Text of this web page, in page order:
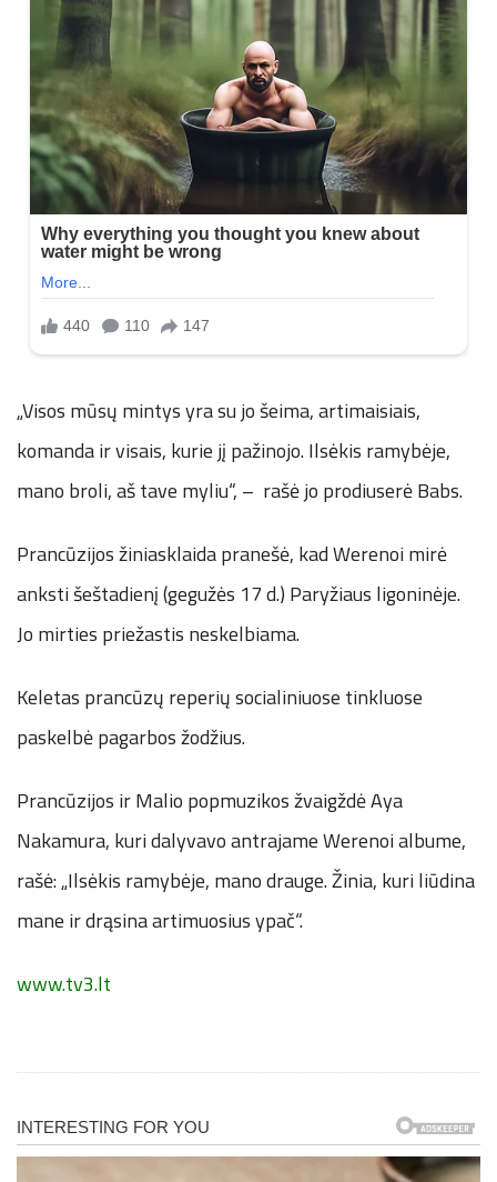
„Visos mūsų mintys yra su jo šeima, artimaisiais,
komanda ir visais, kurie jį pažinojo. Ilsėkis ramybėje,
mano broli, aš tave myliu“, – rašė jo prodiuserė Babs.
Prancūzijos žiniasklaida pranešė, kad Werenoi mirė
anksti šeštadienį (gegužės 17 d.) Paryžiaus ligoninėje.
Jo mirties priežastis neskelbiama.
Keletas prancūzų reperių socialiniuose tinkluose
paskelbė pagarbos žodžius.
Prancūzijos ir Malio popmuzikos žvaigždė Aya
Nakamura, kuri dalyvavo antrajame Werenoi albume,
rašė: „Ilsėkis ramybėje, mano drauge. Žinia, kuri liūdina
mane ir drąsina artimuosius ypač“​​​​​​.​
www.tv3.lt